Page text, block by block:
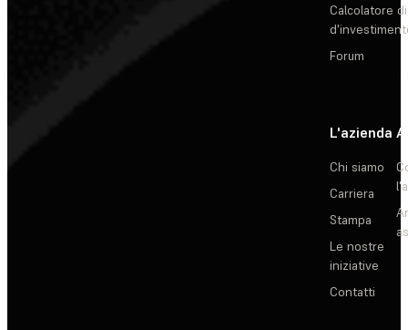
Calcolatore
Forum
L'azienda
Chi siamo
Carriera
Stampa
Le nostre
iniziative
Contatti